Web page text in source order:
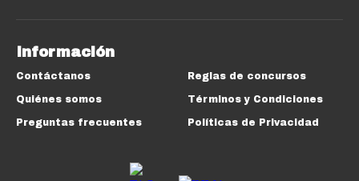
Información
Contáctanos
Quiénes somos
Preguntas frecuentes
Reglas de concursos
Términos y Condiciones
Políticas de Privacidad